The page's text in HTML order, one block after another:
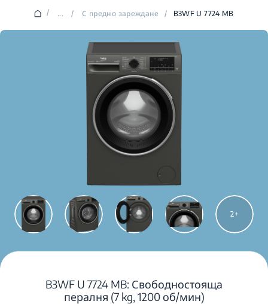
/ ... / С предно зареждане / B3WF U 7724 MB
2
B3WF U 7724 MB: Свободностояща
пералня (7 kg, 1200 об/мин)